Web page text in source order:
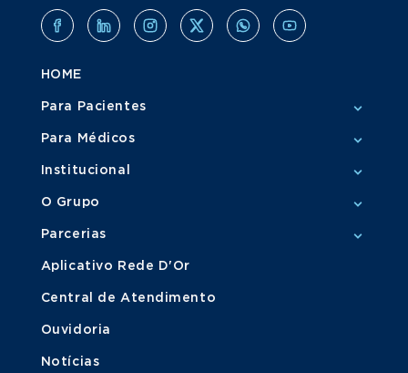
HOME
Para Pacientes
Para Médicos
Institucional
O Grupo
Parcerias
Aplicativo Rede D'Or
Central de Atendimento
Ouvidoria
Notícias